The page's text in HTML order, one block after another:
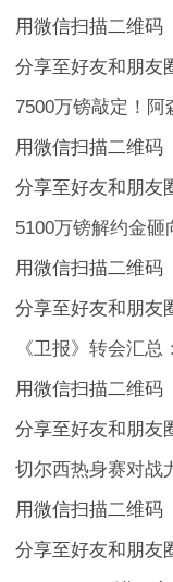
用微信扫描二维码
分享至好友和朋友
7500万镑敲定！
用微信扫描二维码
分享至好友和朋友
5100万镑解约金
用微信扫描二维码
分享至好友和朋友
《卫报》转会汇
用微信扫描二维码
分享至好友和朋友
切尔西热身赛对战
用微信扫描二维码
分享至好友和朋友